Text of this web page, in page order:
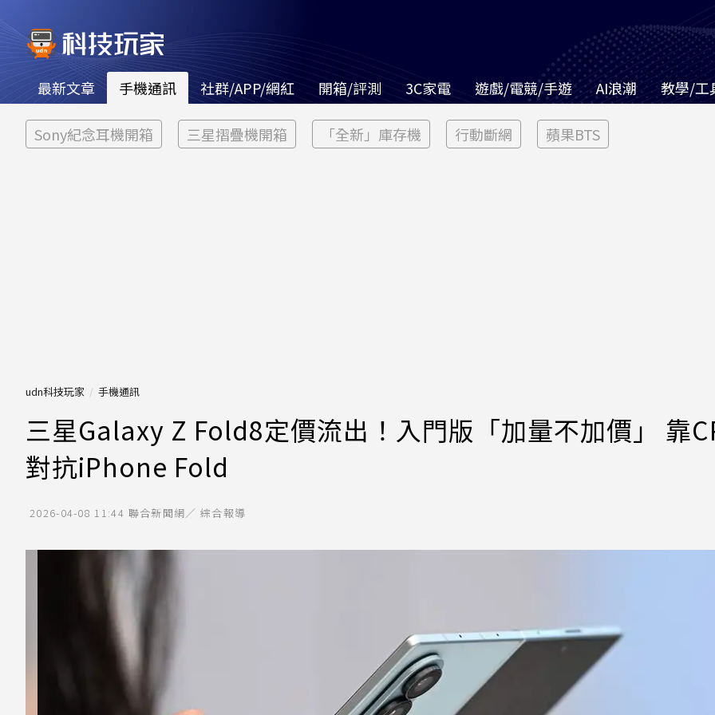
最新文章 手機通訊 社群/APP/網紅 開箱/評測 3C家電 遊戲/電競/手遊 AI浪潮 教學/工
Sony紀念耳機開箱 三星摺疊機開箱 「全新」庫存機 行動斷網 蘋果BTS
udn科技玩家 手機通訊
三星Galaxy Z Fold8定價流出！入門版「加量不加價」 靠
對抗iPhone Fold
2026-04-08 11:44 聯合新聞網／ 綜合報導